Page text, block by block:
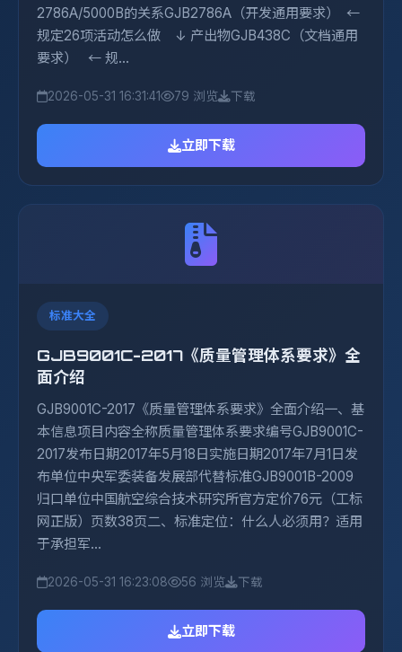
2786A/5000B的关系GJB2786A（开发通用要求） ←
规定26项活动怎么做 ↓ 产出物GJB438C（文档通用
要求） ← 规...
2026-05-31 16:31:41 79 浏览 下载
立即下载
标准大全
GJB9001C-2017《质量管理体系要求》全
面介绍
GJB9001C-2017《质量管理体系要求》全面介绍一、基
本信息项目内容全称质量管理体系要求编号GJB9001C-
2017发布日期2017年5月18日实施日期2017年7月1日发
布单位中央军委装备发展部代替标准GJB9001B-2009
归口单位中国航空综合技术研究所官方定价76元（工标
网正版）页数38页二、标准定位：什么人必须用？适用
于承担军...
2026-05-31 16:23:08 56 浏览 下载
立即下载